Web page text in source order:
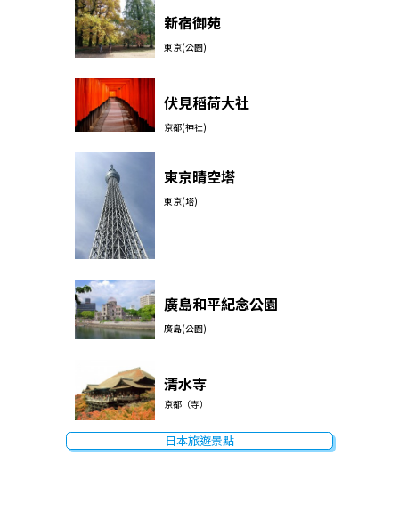
新宿御苑
東京(公園)
伏見稻荷大社
京都(神社)
東京晴空塔
東京(塔)
廣島和平紀念公園
廣島(公園)
清水寺
京都（寺）
日本旅遊景點